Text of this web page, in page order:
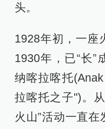
头。
1928年初，一座
1930年，已“长”
纳喀拉喀托
拉喀托之子")。
火山”活动一直